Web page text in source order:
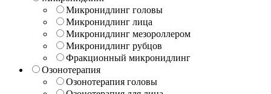
Микронидлинг головы
Микронидлинг лица
Микронидлинг мезороллером
Микронидлинг рубцов
Фракционный микронидлинг
Озонотерапия
Озонотерапия головы